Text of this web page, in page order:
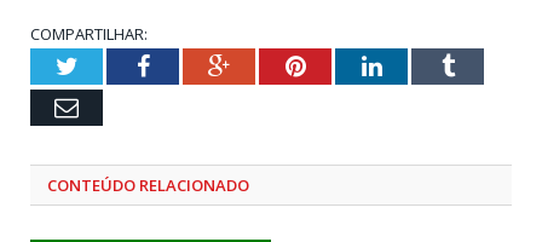
COMPARTILHAR:
TwitterFacebookGoogle+PinterestLinkedInTumblr
Email
CONTEÚDO RELACIONADO